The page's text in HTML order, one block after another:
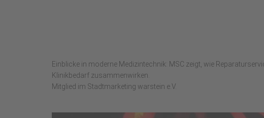
Einblicke in moderne Medizintechnik: MSC zeigt, wie
Klinikbedarf zusammenwirken.
Mitglied im Stadtmarketing warstein e.V.